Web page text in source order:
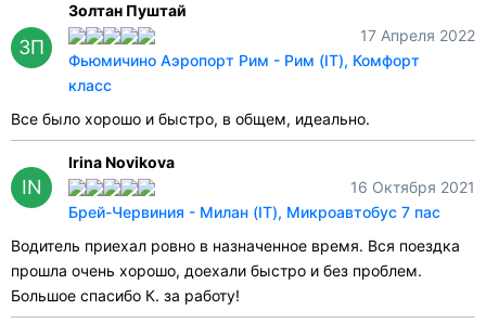
ЗП
Золтан Пуштай
17 Апреля 2022
Фьюмичино Аэропорт Рим - Рим (IT), Комфорт
класс
Все было хорошо и быстро, в общем, идеально.
IN
Irina Novikova
16 Октября 2021
Брей-Червиния - Милан (IT), Микроавтобус 7 пас
Водитель приехал ровно в назначенное время. Вся поездка
прошла очень хорошо, доехали быстро и без проблем.
Большое спасибо К. за работу!